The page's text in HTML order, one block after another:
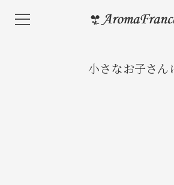
メ
ニ
小さなお子さん